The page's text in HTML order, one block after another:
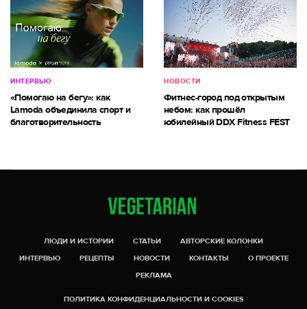
ИНТЕРВЬЮ
«Помогаю на бегу»: как
Lamoda объединила спорт и
благотворительность
НОВОСТИ
Фитнес-город под открытым
небом: как прошёл
юбилейный DDX Fitness FEST
ЛЮДИ И ИСТОРИИ СТАТЬИ
АВТОРСКИЕ КОЛОНКИ
ИНТЕРВЬЮ
РЕЦЕПТЫ НОВОСТИ КОНТАКТЫ
О ПРОЕКТЕ
РЕКЛАМА
ПОЛИТИКА КОНФИДЕНЦИАЛЬНОСТИ И COOKIES